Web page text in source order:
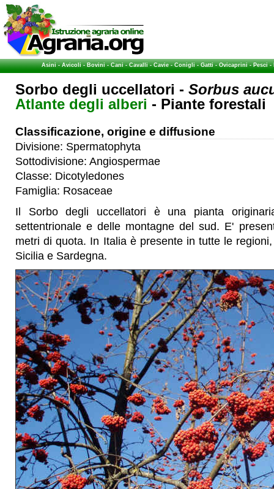
Asini-Avicoli-Bovini-Cani-Cavalli-Cavie-Conigli-Gatti-Ovicaprini-Pesci-
Sorbo degli uccellatori - Sorbus
Atlante degli alberi - Piante forestali
Classificazione, origine e diffusione
Divisione: Spermatophyta
Sottodivisione: Angiospermae
Classe: Dicotyledones
Famiglia: Rosaceae
Il Sorbo degli uccellatori è una pianta
settentrionale e delle montagne del sud. E'
metri di quota. In Italia è presente in tutte le
Sicilia e Sardegna.